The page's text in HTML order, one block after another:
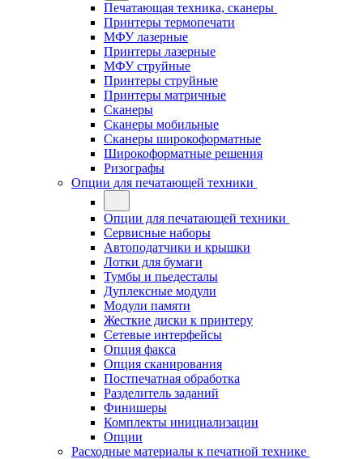
Печатающая техника, сканеры
Принтеры термопечати
МФУ лазерные
Принтеры лазерные
МФУ струйные
Принтеры струйные
Принтеры матричные
Сканеры
Сканеры мобильные
Сканеры широкоформатные
Широкоформатные решения
Ризографы
Опции для печатающей техники
Опции для печатающей техники
Сервисные наборы
Автоподатчики и крышки
Лотки для бумаги
Тумбы и пьедесталы
Дуплексные модули
Модули памяти
Жесткие диски к принтеру
Сетевые интерфейсы
Опция факса
Опция сканирования
Постпечатная обработка
Разделитель заданий
Финишеры
Комплекты инициализации
Опции
Расходные материалы к печатной технике